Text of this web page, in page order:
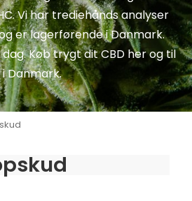
Vi har trediehånds analyser
er lagerførende i Danmark.
Køb trygt dit CBD her og til
Danmark.